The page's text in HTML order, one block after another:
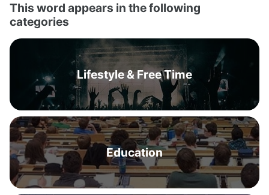
This word appears in the following
categories
Lifestyle & Free Time
Education